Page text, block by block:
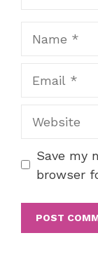
Save my
browser